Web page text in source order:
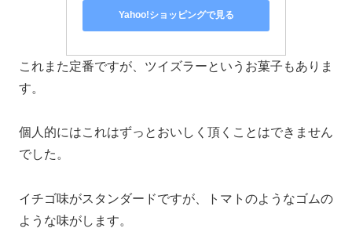
Yahoo!ショッピングで見る
これまた定番ですが、ツイズラーというお菓子もありま
す。
個人的にはこれはずっとおいしく頂くことはできません
でした。
イチゴ味がスタンダードですが、トマトのようなゴムの
ような味がします。